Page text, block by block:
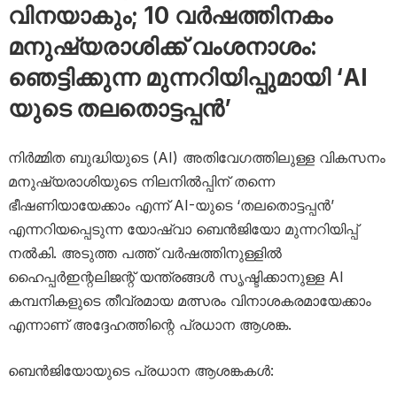
വിനയാകും; 10 വർഷത്തിനകം
മനുഷ്യരാശിക്ക് വംശനാശം:
ഞെട്ടിക്കുന്ന മുന്നറിയിപ്പുമായി ‘AI
യുടെ തലതൊട്ടപ്പൻ’
നിർമ്മിത ബുദ്ധിയുടെ (AI) അതിവേഗത്തിലുള്ള വികസനം
മനുഷ്യരാശിയുടെ നിലനിൽപ്പിന് തന്നെ
ഭീഷണിയായേക്കാം എന്ന് AI-യുടെ ‘തലതൊട്ടപ്പൻ’
എന്നറിയപ്പെടുന്ന യോഷ്വാ ബെൻജിയോ മുന്നറിയിപ്പ്
നൽകി. അടുത്ത പത്ത് വർഷത്തിനുള്ളിൽ
ഹൈപ്പർഇന്റലിജന്റ് യന്ത്രങ്ങൾ സൃഷ്ടിക്കാനുള്ള AI
കമ്പനികളുടെ തീവ്രമായ മത്സരം വിനാശകരമായേക്കാം
എന്നാണ് അദ്ദേഹത്തിന്റെ പ്രധാന ആശങ്ക.
ബെൻജിയോയുടെ പ്രധാന ആശങ്കകൾ: